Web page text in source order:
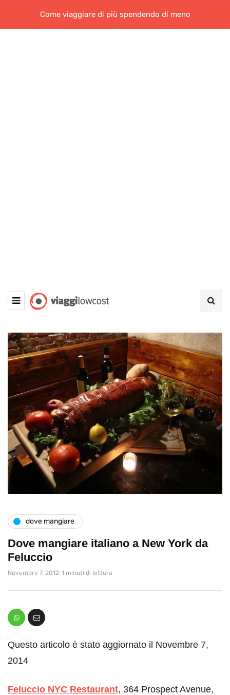
Come viaggiare di più spendendo di meno
dove mangiare
Dove mangiare italiano a New York da
Feluccio
Novembre 7, 2012 1 minuti di lettura
Questo articolo è stato aggiornato il Novembre 7,
2014
Feluccio NYC Restaurant, 364 Prospect Avenue,